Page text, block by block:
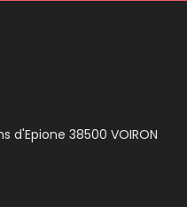
d'Epione 38500 VOIRON